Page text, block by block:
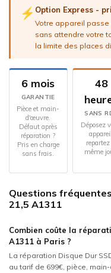
⚡ Option Express -
Votre appareil passe
sans attendre votre
la limite des places
6 mois
GARANTIE
Pièce et main-
d'œuvre.
Défaut après
réparation ?
Pris en charge
sans frais.
48
SANS
Déposez
repartez
même
Questions
21,5 A1311
Combien coûte la
A1311 à Paris ?
La réparation Disque Dur
au tarif de 699€, pièce,